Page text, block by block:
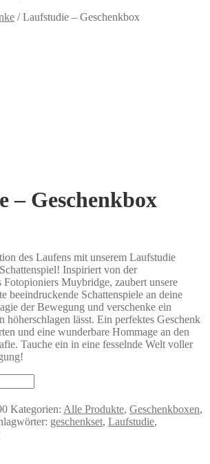
/Laufstudie – Geschenkbox
– Geschenkbox
des Laufens mit unserem Laufstudie
Inspiriert von der
Fotopioniers Muybridge, zaubert unsere
beeindruckende Schattenspiele an deine
der Bewegung und verschenke ein
höherschlagen lässt. Ein perfektes Geschenk
und eine wunderbare Hommage an den
Tauche ein in eine fesselnde Welt voller
Kategorien: Alle Produkte, Geschenkboxen,
geschenkset, Laufstudie,